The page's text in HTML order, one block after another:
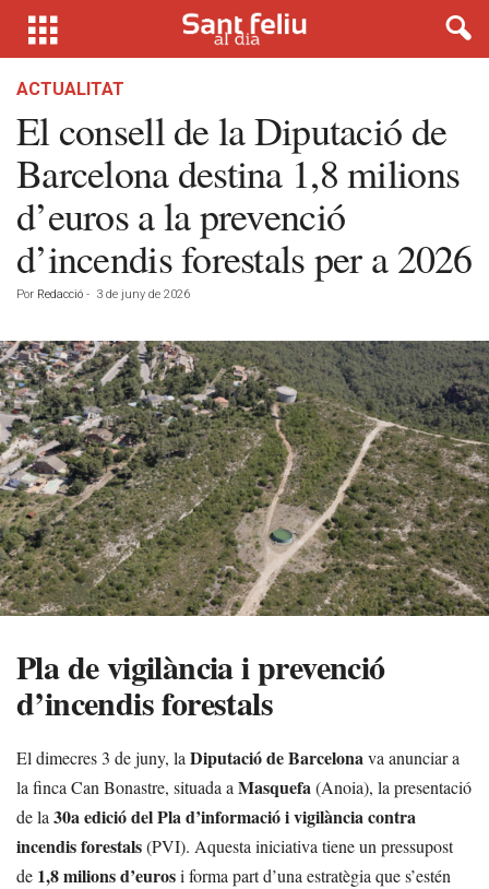
ACTUALITAT
El consell de la Diputació de
Barcelona destina 1,8 milions
d’euros a la prevenció
d’incendis forestals per a 2026
Por Redacció - 3 de juny de 2026
Pla de vigilància i prevenció
d’incendis forestals
El dimecres 3 de juny, la Diputació de Barcelonava anunciar a
la finca Can Bonastre, situada a Masquefa(Anoia), la presentació
de la 30a edició del Pla d’informació i vigilància contra
incendis forestals(PVI). Aquesta iniciativa tiene un pressupost
de 1,8 milions d’eurosi forma part d’una estratègia que s’estén